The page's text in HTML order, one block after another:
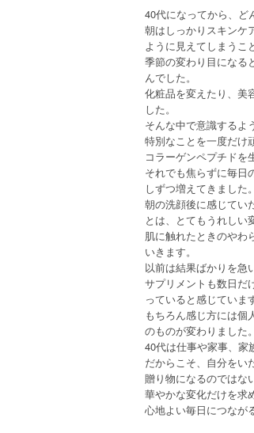
40代になってから、ど
朝はしっかりスキンケ
ように見えてしまうこ
季節の変わり目になる
んでした。
化粧品を変えたり、美
した。
そんな中で意識するよ
特別なことを一度だけ
コラーゲンペプチドを
それでも焦らずに毎日
しずつ増えてきました。
朝の洗顔後に感じてい
とは、とてもうれしい
肌に触れたときのやわ
いきます。
以前は結果ばかりを急
サプリメントも数日だ
っていると感じていま
もちろん感じ方には個
のものが変わりました。
40代は仕事や家事、家
だからこそ、自分をい
贈り物になるのではな
華やかな変化だけを求
心地よい毎日につなが